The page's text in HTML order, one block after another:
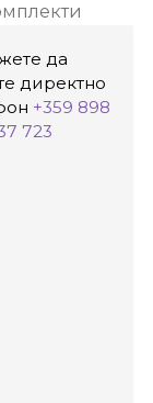
да
директно
+359 898
723